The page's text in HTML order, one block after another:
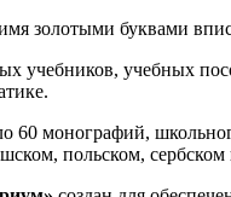
золотыми буквами
учебников, учебных
60 монографий,
польском,